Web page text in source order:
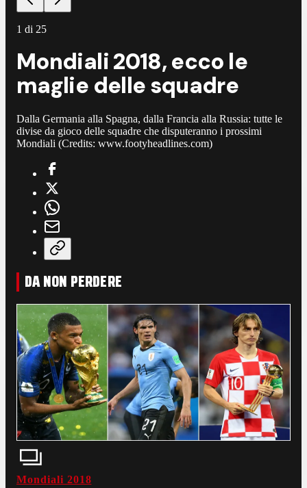
1 di 25
Mondiali 2018, ecco le
maglie delle squadre
Dalla Germania alla Spagna, dalla Francia alla Russia: tutte le
divise da gioco delle squadre che disputeranno i prossimi
Mondiali (Credits: www.footyheadlines.com)
DA NON PERDERE
Mondiali 2018